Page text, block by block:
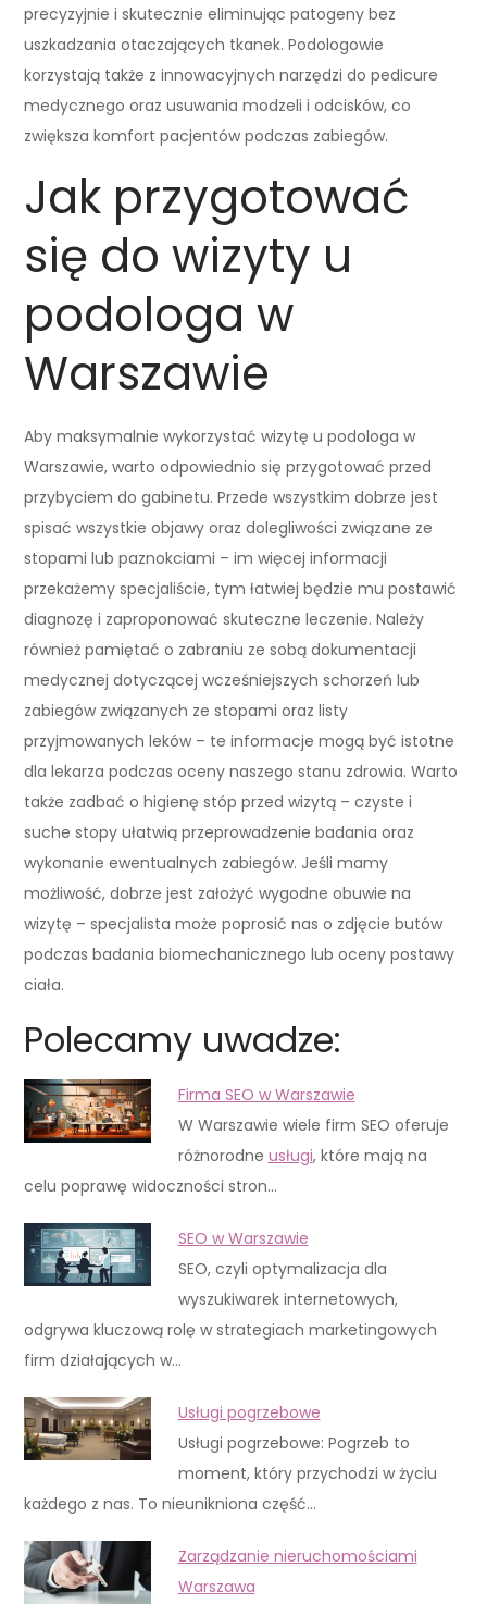
precyzyjnie i skutecznie eliminując patogeny bez
uszkadzania otaczających tkanek. Podologowie
korzystają także z innowacyjnych narzędzi do pedicure
medycznego oraz usuwania modzeli i odcisków, co
zwiększa komfort pacjentów podczas zabiegów.
Jak przygotować
się do wizyty u
podologa w
Warszawie
Aby maksymalnie wykorzystać wizytę u podologa w
Warszawie, warto odpowiednio się przygotować przed
przybyciem do gabinetu. Przede wszystkim dobrze jest
spisać wszystkie objawy oraz dolegliwości związane ze
stopami lub paznokciami – im więcej informacji
przekażemy specjaliście, tym łatwiej będzie mu postawić
diagnozę i zaproponować skuteczne leczenie. Należy
również pamiętać o zabraniu ze sobą dokumentacji
medycznej dotyczącej wcześniejszych schorzeń lub
zabiegów związanych ze stopami oraz listy
przyjmowanych leków – te informacje mogą być istotne
dla lekarza podczas oceny naszego stanu zdrowia. Warto
także zadbać o higienę stóp przed wizytą – czyste i
suche stopy ułatwią przeprowadzenie badania oraz
wykonanie ewentualnych zabiegów. Jeśli mamy
możliwość, dobrze jest założyć wygodne obuwie na
wizytę – specjalista może poprosić nas o zdjęcie butów
podczas badania biomechanicznego lub oceny postawy
ciała.
Polecamy uwadze:
Firma SEO w Warszawie
W Warszawie wiele firm SEO oferuje
różnorodne usługi, które mają na
celu poprawę widoczności stron…
SEO w Warszawie
SEO, czyli optymalizacja dla
wyszukiwarek internetowych,
odgrywa kluczową rolę w strategiach marketingowych
firm działających w…
Usługi pogrzebowe
Usługi pogrzebowe: Pogrzeb to
moment, który przychodzi w życiu
każdego z nas. To nieunikniona część…
Zarządzanie nieruchomościami
Warszawa